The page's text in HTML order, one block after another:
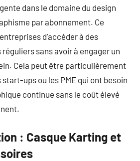
dans le domaine du design
par abonnement. Ce
d’accéder à des
sans avoir à engager un
Cela peut être particulièrement
ups ou les PME qui ont besoin
continue sans le coût élevé
: Casque Karting et